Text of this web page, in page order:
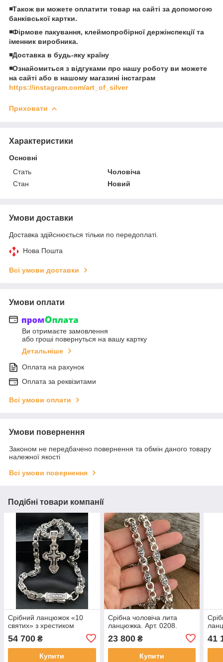
◾️Також ви можете оплатити товар на сайті за допомогою
банківської картки.
◾️Фірмове пакування, клеймопробірної держінспекції та
іменник виробника.
◾️Доставка в будь-яку країну
◾️Ознайомиться з відгуками про нашу роботу ви можете
на сайті або в нашому магазині інстаграм
https://instagram.com/art_of_silver
Приховати
Характеристики
Основні
Стать
Чоловіча
Стан
Новий
Умови доставки
Доставка здійснюється тільки по передоплаті.
Нова Пошта
Всі умови доставки
Умови оплати
Ви отримаєте замовлення
або гроші повернуться на вашу картку
Детальніше
Оплата на рахунок
Оплата за реквізитами
Всі умови оплати
Умови повернення
Законом не передбачено повернення та обмін даного товару
належної якості
Всі умови повернення
Подібні товари компанії
Срібний ланцюжок «10
святих» з хрестиком
54 700 ₴
Купити
Срібна чоловіча лита
ланцюжка. Арт. 0208.
23 800₴
Купити
41